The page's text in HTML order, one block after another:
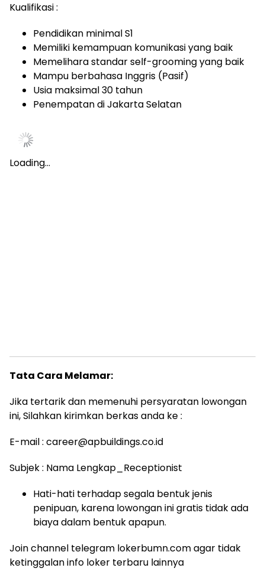
Kualifikasi :
Pendidikan minimal S1
Memiliki kemampuan komunikasi yang baik
Memelihara standar self-grooming yang baik
Mampu berbahasa Inggris (Pasif)
Usia maksimal 30 tahun
Penempatan di Jakarta Selatan
Loading…
Tata Cara Melamar:
Jika tertarik dan memenuhi persyaratan lowongan
ini, Silahkan kirimkan berkas anda ke :
E-mail : career@apbuildings.co.id
Subjek : Nama Lengkap_Receptionist
Hati-hati terhadap segala bentuk jenis
penipuan, karena lowongan ini gratis tidak ada
biaya dalam bentuk apapun.
Join channel telegram lokerbumn.com agar tidak
ketinggalan info loker terbaru lainnya